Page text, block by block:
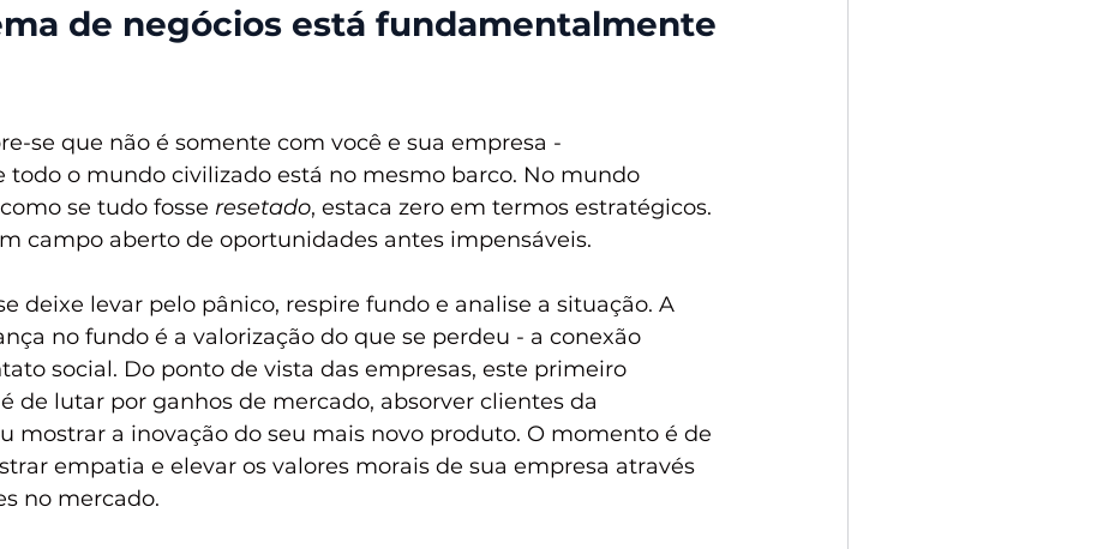
de negócios está fundamentalmente
se que não é somente com você e sua empresa -
todo o mundo civilizado está no mesmo barco. No mundo
se tudo fosse resetado, estaca zero em termos estratégicos.
campo aberto de oportunidades antes impensáveis.
deixe levar pelo pânico, respire fundo e analise a situação. A
no fundo é a valorização do que se perdeu - a conexão
social. Do ponto de vista das empresas, este primeiro
de lutar por ganhos de mercado, absorver clientes da
mostrar a inovação do seu mais novo produto. O momento é de
empatia e elevar os valores morais de sua empresa através
no mercado.